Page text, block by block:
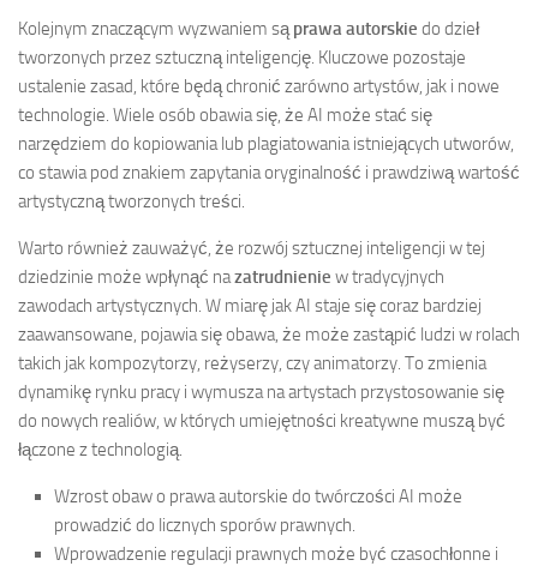
Kolejnym znaczącym wyzwaniem sąprawa autorskie do dzieł
tworzonych przez sztuczną inteligencję. Kluczowe pozostaje
ustalenie zasad, które będą chronić zarówno artystów, jak i nowe
technologie. Wiele osób obawia się, że AI może stać się
narzędziem do kopiowania lub plagiatowania istniejących utworów,
co stawia pod znakiem zapytania oryginalność i prawdziwą wartość
artystyczną tworzonych treści.
Warto również zauważyć, że rozwój sztucznej inteligencji w tej
dziedzinie może wpłynąć nazatrudnienie w tradycyjnych
zawodach artystycznych. W miarę jak AI staje się coraz bardziej
zaawansowane, pojawia się obawa, że może zastąpić ludzi w rolach
takich jak kompozytorzy, reżyserzy, czy animatorzy. To zmienia
dynamikę rynku pracy i wymusza na artystach przystosowanie się
do nowych realiów, w których umiejętności kreatywne muszą być
łączone z technologią.
Wzrost obaw o prawa autorskie do twórczości AI może
prowadzić do licznych sporów prawnych.
Wprowadzenie regulacji prawnych może być czasochłonne i